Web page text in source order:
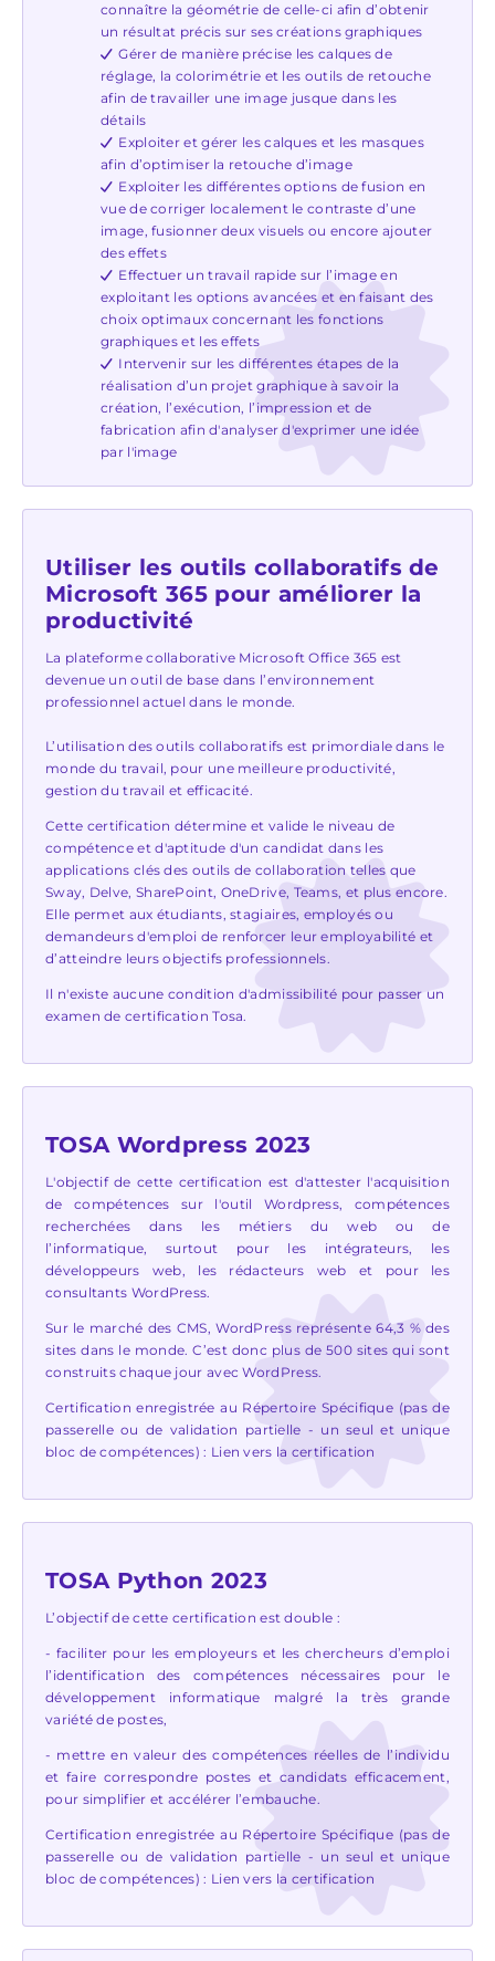
connaître la géométrie de celle-ci afin d’obtenir
un résultat précis sur ses créations graphiques
Gérer de manière précise les calques de
réglage, la colorimétrie et les outils de retouche
afin de travailler une image jusque dans les
détails
Exploiter et gérer les calques et les masques
afin d’optimiser la retouche d’image
Exploiter les différentes options de fusion en
vue de corriger localement le contraste d’une
image, fusionner deux visuels ou encore ajouter
des effets
Effectuer un travail rapide sur l’image en
exploitant les options avancées et en faisant des
choix optimaux concernant les fonctions
graphiques et les effets
Intervenir sur les différentes étapes de la
réalisation d’un projet graphique à savoir la
création, l’exécution, l’impression et de
fabrication afin d'analyser d'exprimer une idée
par l'image
Utiliser les outils collaboratifs de
Microsoft 365 pour améliorer la
productivité
La plateforme collaborative Microsoft Office 365 est
devenue un outil de base dans l’environnement
professionnel actuel dans le monde.
L’utilisation des outils collaboratifs est primordiale dans le
monde du travail, pour une meilleure productivité,
gestion du travail et efficacité.
Cette certification détermine et valide le niveau de
compétence et d'aptitude d'un candidat dans les
applications clés des outils de collaboration telles que
Sway, Delve, SharePoint, OneDrive, Teams, et plus encore.
Elle permet aux étudiants, stagiaires, employés ou
demandeurs d'emploi de renforcer leur employabilité et
d’atteindre leurs objectifs professionnels.
Il n'existe aucune condition d'admissibilité pour passer un
examen de certification Tosa.
TOSA Wordpress 2023
L'objectif de cette certification est d'attester l'acquisition
de compétences sur l'outil Wordpress, compétences
recherchées dans les métiers du web ou de
l’informatique, surtout pour les intégrateurs, les
développeurs web, les rédacteurs web et pour les
consultants WordPress.
Sur le marché des CMS, WordPress représente 64,3 % des
sites dans le monde. C’est donc plus de 500 sites qui sont
construits chaque jour avec WordPress.
Certification enregistrée au Répertoire Spécifique (pas de
passerelle ou de validation partielle - un seul et unique
bloc de compétences) : Lien vers la certification
TOSA Python 2023
L’objectif de cette certification est double :
- faciliter pour les employeurs et les chercheurs d’emploi
l’identification des compétences nécessaires pour le
développement informatique malgré la très grande
variété de postes,
- mettre en valeur des compétences réelles de l’individu
et faire correspondre postes et candidats efficacement,
pour simplifier et accélérer l’embauche.
Certification enregistrée au Répertoire Spécifique (pas de
passerelle ou de validation partielle - un seul et unique
bloc de compétences) : Lien vers la certification